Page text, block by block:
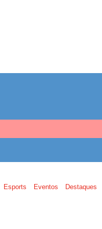
Esports Eventos Destaques